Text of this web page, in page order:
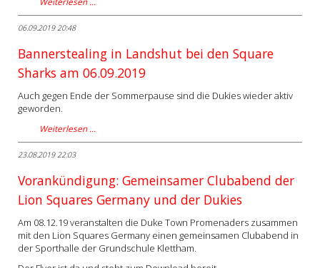
06.09.2019 20:48
Bannerstealing in Landshut bei den Square
Sharks am 06.09.2019
Auch gegen Ende der Sommerpause sind die Dukies wieder aktiv
geworden.
Weiterlesen …
23.08.2019 22:03
Vorankündigung: Gemeinsamer Clubabend der
Lion Squares Germany und der Dukies
Am 08.12.19 veranstalten die Duke Town Promenaders zusammen
mit den Lion Squares Germany einen gemeinsamen Clubabend in
der Sporthalle der Grundschule Klettham.